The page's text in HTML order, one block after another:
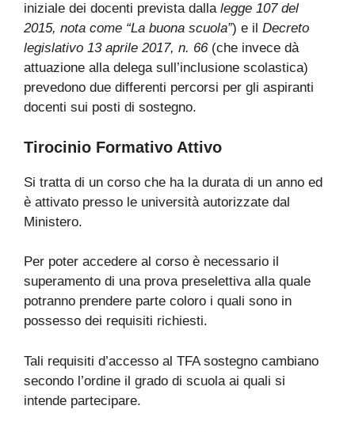
iniziale dei docenti prevista dallalegge 107 del
2015, nota come “La buona scuola”) e il Decreto
legislativo 13 aprile 2017, n. 66(che invece dà
attuazione alla delega sull’inclusione scolastica)
prevedono due differenti percorsi per gli aspiranti
docenti sui posti di sostegno.
Tirocinio Formativo Attivo
Si tratta di un corso che ha la durata di un anno ed
è attivato presso le università autorizzate dal
Ministero.
Per poter accedere al corso è necessario il
superamento di una prova preselettiva alla quale
potranno prendere parte coloro i quali sono in
possesso dei requisiti richiesti.
Tali requisiti d’accesso al TFA sostegno cambiano
secondo l’ordine il grado di scuola ai quali si
intende partecipare.